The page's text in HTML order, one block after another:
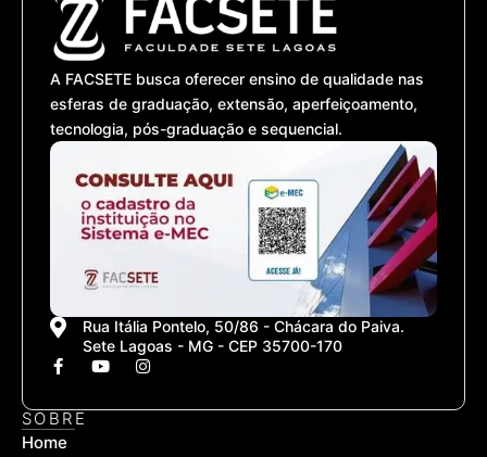
A FACSETE busca oferecer ensino de qualidade nas
esferas de graduação, extensão, aperfeiçoamento,
tecnologia, pós-graduação e sequencial.
Rua Itália Pontelo, 50/86 - Chácara do Paiva.
Sete Lagoas - MG - CEP 35700-170
F
a
e
b
o
Y
t
I
n
t
SOBRE
Home